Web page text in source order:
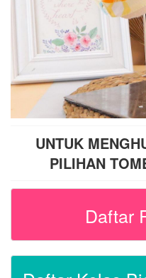
UNTUK
PILIHAN
Daftar